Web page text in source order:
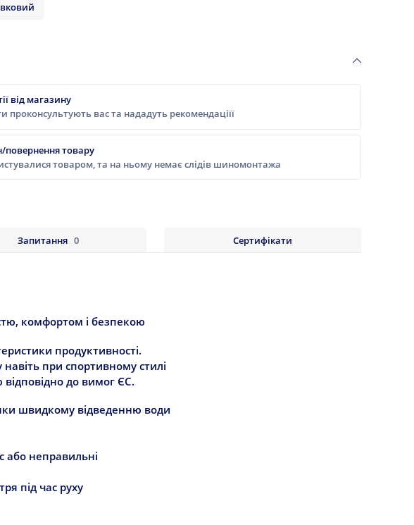
від магазину
проконсультують вас та нададуть рекомендаціїї
повернення товару
товаром, та на ньому немає слідів шиномонтажа
Запитання 0 Сертифікати
комфортом і безпекою
продуктивності.
при спортивному стилі
до вимог ЄС.
швидкому відведенню води
або неправильні
під час руху